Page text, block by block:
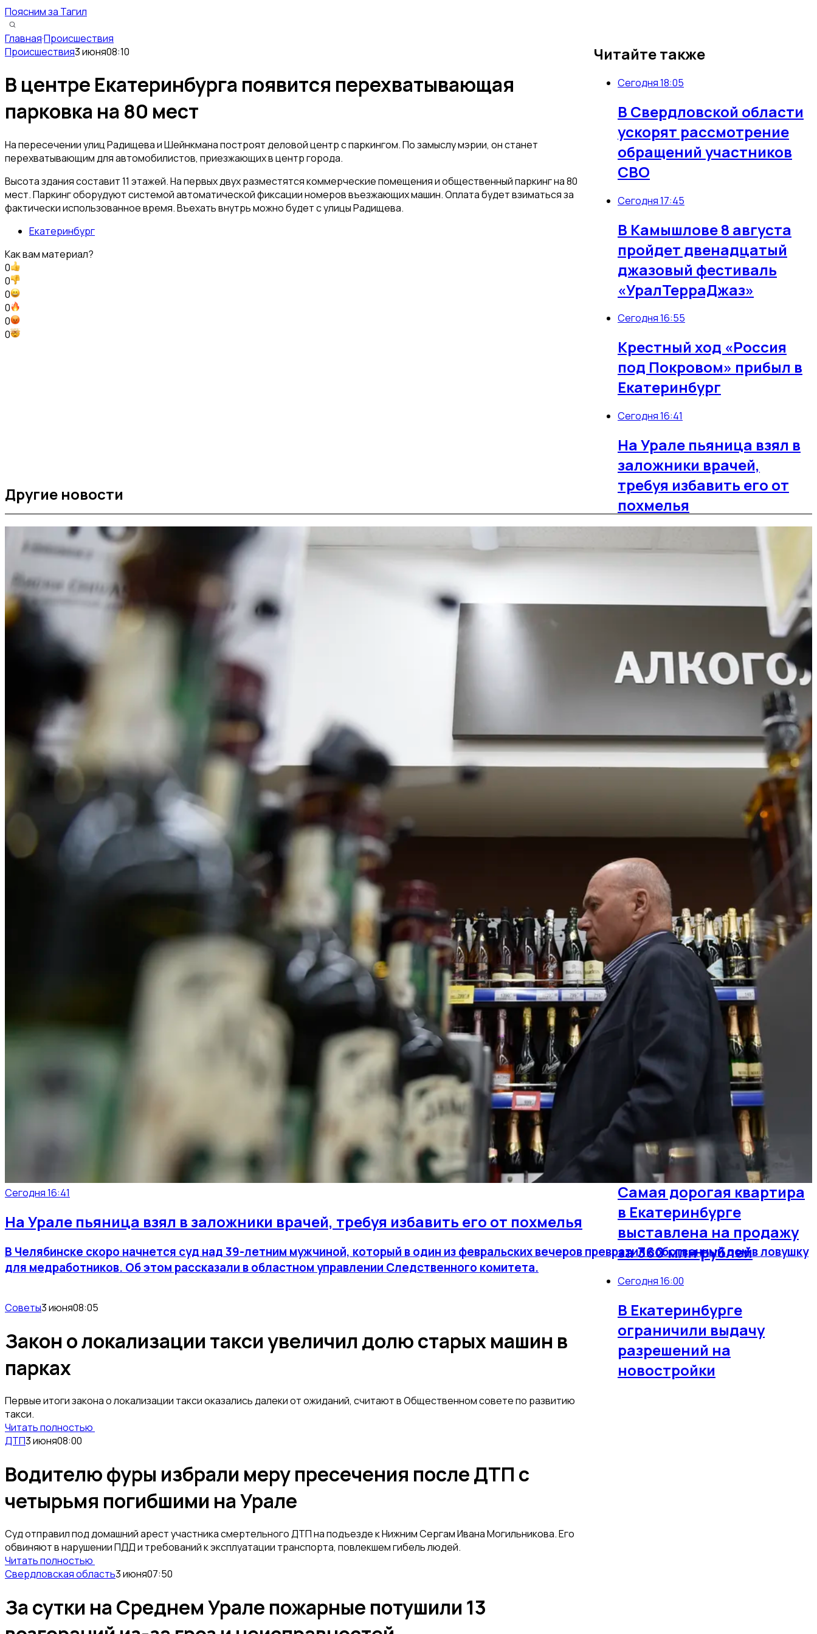
Поясним за Тагил
Главная·Происшествия
Происшествия3 июня08:10
В центре Екатеринбурга появится перехватывающая
парковка на 80 мест
На пересечении улиц Радищева и Шейнкмана построят деловой центр с паркингом. По замыслу мэрии, он станет
перехватывающим для автомобилистов, приезжающих в центр города.
Высота здания составит 11 этажей. На первых двух разместятся коммерческие помещения и общественный паркинг на 80
мест. Паркинг оборудуют системой автоматической фиксации номеров въезжающих машин. Оплата будет взиматься за
фактически использованное время. Въехать внутрь можно будет с улицы Радищева.
Екатеринбург
Как вам материал?
0
0
0
0
0
0
Читайте также
Сегодня 18:05
В Свердловской области
ускорят рассмотрение
обращений участников
СВО
Сегодня 17:45
В Камышлове 8 августа
пройдет двенадцатый
джазовый фестиваль
«УралТерраДжаз»
Сегодня 16:55
Крестный ход «Россия
под Покровом» прибыл в
Екатеринбург
Сегодня 16:41
На Урале пьяница взял в
заложники врачей,
требуя избавить его от
похмелья
Книжный фестиваль
переедет на
Октябрьскую площадь в
Сегодня 16:30
открылась выставка
Андрея Старцева
«Страсти по Андрею»
уральской мафии вышел
на свободу после 20 лет
тюрьмы
Сегодня 16:10
Строителям
Свердловской области
вручили награды в
преддверии
профессионального
праздника
Сегодня 16:10
В Екатеринбурге покажут
фильмы-победители
фестиваля «Сталкер»
Сегодня 16:07
Самая дорогая квартира
в Екатеринбурге
выставлена на продажу
за 360 млн рублей
Сегодня 16:00
В Екатеринбурге
ограничили выдачу
разрешений на
новостройки
Другие новости
Сегодня 16:41
На Урале пьяница взял в заложники врачей, требуя избавить его от похмелья
В Челябинске скоро начнется суд над 39-летним мужчиной, который в один из февральских вечеров превратил собственный дом в ловушку
для медработников. Об этом рассказали в областном управлении Следственного комитета.
Советы3 июня08:05
Закон о локализации такси увеличил долю старых машин в
парках
Первые итоги закона о локализации такси оказались далеки от ожиданий, считают в Общественном совете по развитию
такси.
Читать полностью
ДТП3 июня08:00
Водителю фуры избрали меру пресечения после ДТП с
четырьмя погибшими на Урале
Суд отправил под домашний арест участника смертельного ДТП на подъезде к Нижним Сергам Ивана Могильникова. Его
обвиняют в нарушении ПДД и требований к эксплуатации транспорта, повлекшем гибель людей.
Читать полностью
Свердловская область3 июня07:50
За сутки на Среднем Урале пожарные потушили 13